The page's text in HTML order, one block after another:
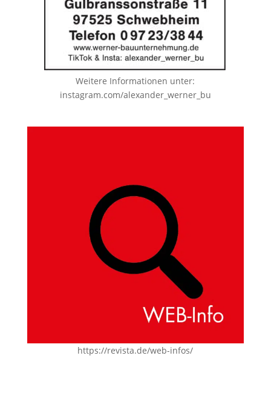
Weitere Informationen unter:
instagram.com/alexander_werner_bu
https://revista.de/web-infos/